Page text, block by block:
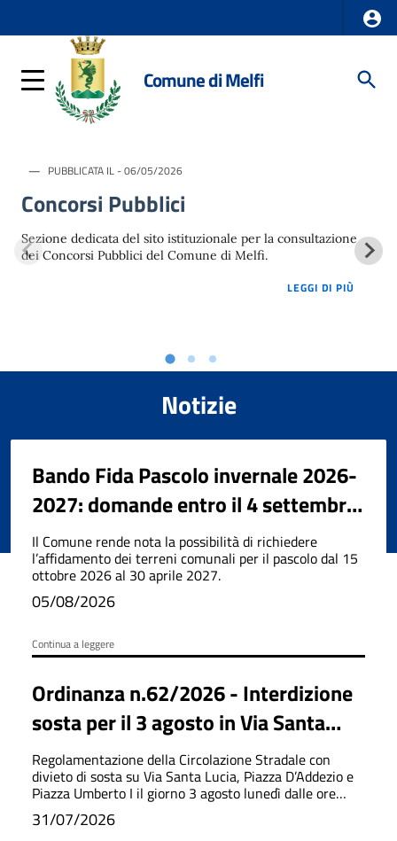
Comune di Melfi
PUBBLICATA IL - 06/05/2026
Concorsi Pubblici
Sezione dedicata del sito istituzionale per la consultazione
dei Concorsi Pubblici del Comune di Melfi.
LEGGI DI PIÙ
Notizie
Bando Fida Pascolo invernale 2026-
2027: domande entro il 4 settembre
2026
Il Comune rende nota la possibilità di richiedere
l’affidamento dei terreni comunali per il pascolo dal 15
ottobre 2026 al 30 aprile 2027.
05/08/2026
Continua a leggere
Ordinanza n.62/2026 - Interdizione
sosta per il 3 agosto in Via Santa
Lucia, Piazza D'Addezio e Piazza
Umberto I
Regolamentazione della Circolazione Stradale con
divieto di sosta su Via Santa Lucia, Piazza D’Addezio e
Piazza Umberto I il giorno 3 agosto lunedì dalle ore
6:00 fino ad ultimazione dei lavori.
31/07/2026